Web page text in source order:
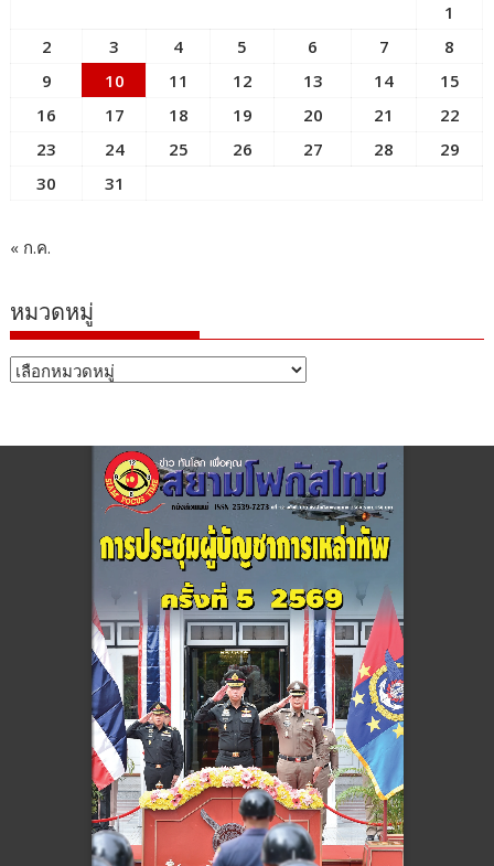
1
2
3 4 5 6 7
8
9
10 11 12 13 14
15
16
17 18 19 20 21
22
23
24 25 26 27 28
29
30
31
« ก.ค.
หมวดหมู่
หมวด